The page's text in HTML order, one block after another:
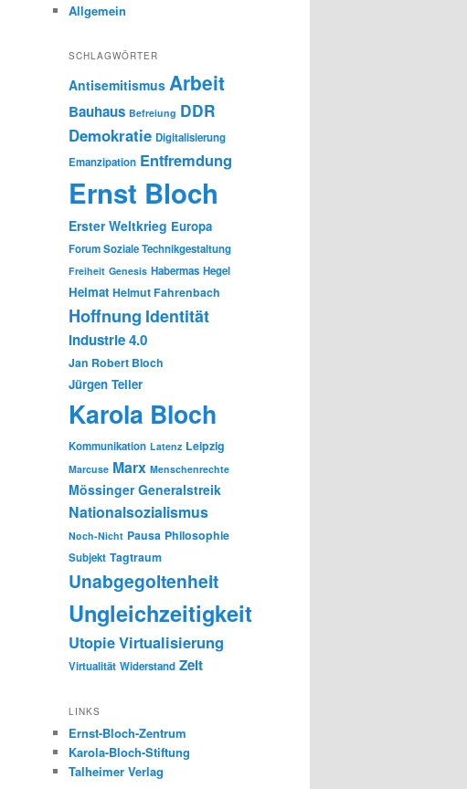
Allgemein
SCHLAGWÖRTER
Antisemitismus Arbeit
Bauhaus Befreiung DDR
Demokratie Digitalisierung
Emanzipation Entfremdung
Ernst Bloch
Erster Weltkrieg Europa
Forum Soziale Technikgestaltung
Freiheit Genesis Habermas Hegel
Heimat Helmut Fahrenbach
Hoffnung Identität
Industrie 4.0
Jan Robert Bloch
Jürgen Teller
Karola Bloch
Kommunikation Latenz Leipzig
Marcuse Marx Menschenrechte
Mössinger Generalstreik
Nationalsozialismus
Noch-Nicht Pausa Philosophie
Subjekt Tagtraum
Unabgegoltenheit
Ungleichzeitigkeit
UtopieVirtualisierung
Virtualität Widerstand Zeit
LINKS
Ernst-Bloch-Zentrum
Karola-Bloch-Stiftung
Talheimer Verlag